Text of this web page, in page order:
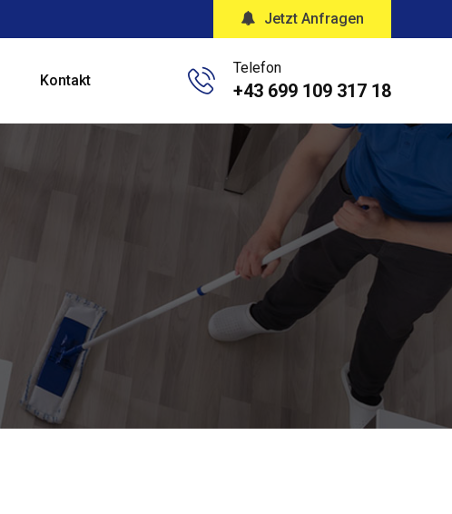
Jetzt Anfragen
Kontakt
Telefon
+43 699 109 317 18